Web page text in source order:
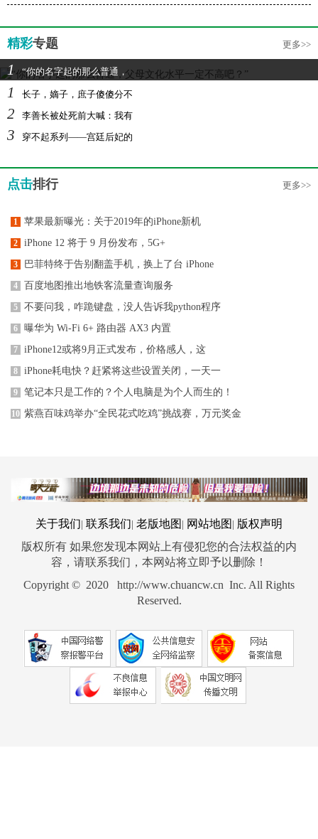
精彩专题 更多>>
1 “你的名字起的那么普通，
1 长子，嫡子，庶子傻傻分不
2 李善长被处死前大喊：我有
3 穿不起系列——宫廷后妃的
点击排行 更多>>
1 苹果最新曝光：关于2019年的iPhone新机
2 iPhone 12 将于 9 月份发布，5G+
3 巴菲特终于告别翻盖手机，换上了台 iPhone
4 百度地图推出地铁客流量查询服务
5 不要问我，咋跪键盘，没人告诉我python程序
6 曝华为 Wi-Fi 6+ 路由器 AX3 内置
7 iPhone12或将9月正式发布，价格感人，这
8 iPhone耗电快？赶紧将这些设置关闭，一天一
9 笔记本只是工作的？个人电脑是为个人而生的！
10 紫燕百味鸡举办“全民花式吃鸡”挑战赛，万元奖金
关于我们 联系我们 老版地图 网站地图
版权声明
版权所有 如果您发现本网站上有侵犯您的合法权益的内
容，请联系我们，本网站将立即予以删除！
Copyright © 2020 http://www.chuancw.cn Inc. All Rights
Reserved.